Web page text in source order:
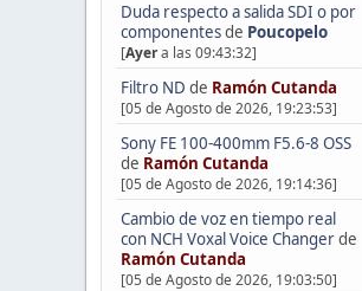
Duda respecto a salida SDI o por
componentesde Poucopelo
[Ayera las 09:43:32]
Filtro ND de Ramón Cutanda
[05 de Agosto de 2026, 19:23:53]
Sony FE 100-400mm F5.6-8 OSS
de Ramón Cutanda
[05 de Agosto de 2026, 19:14:36]
Cambio de voz en tiempo real
con NCH Voxal Voice Changerde
Ramón Cutanda
[05 de Agosto de 2026, 19:03:50]